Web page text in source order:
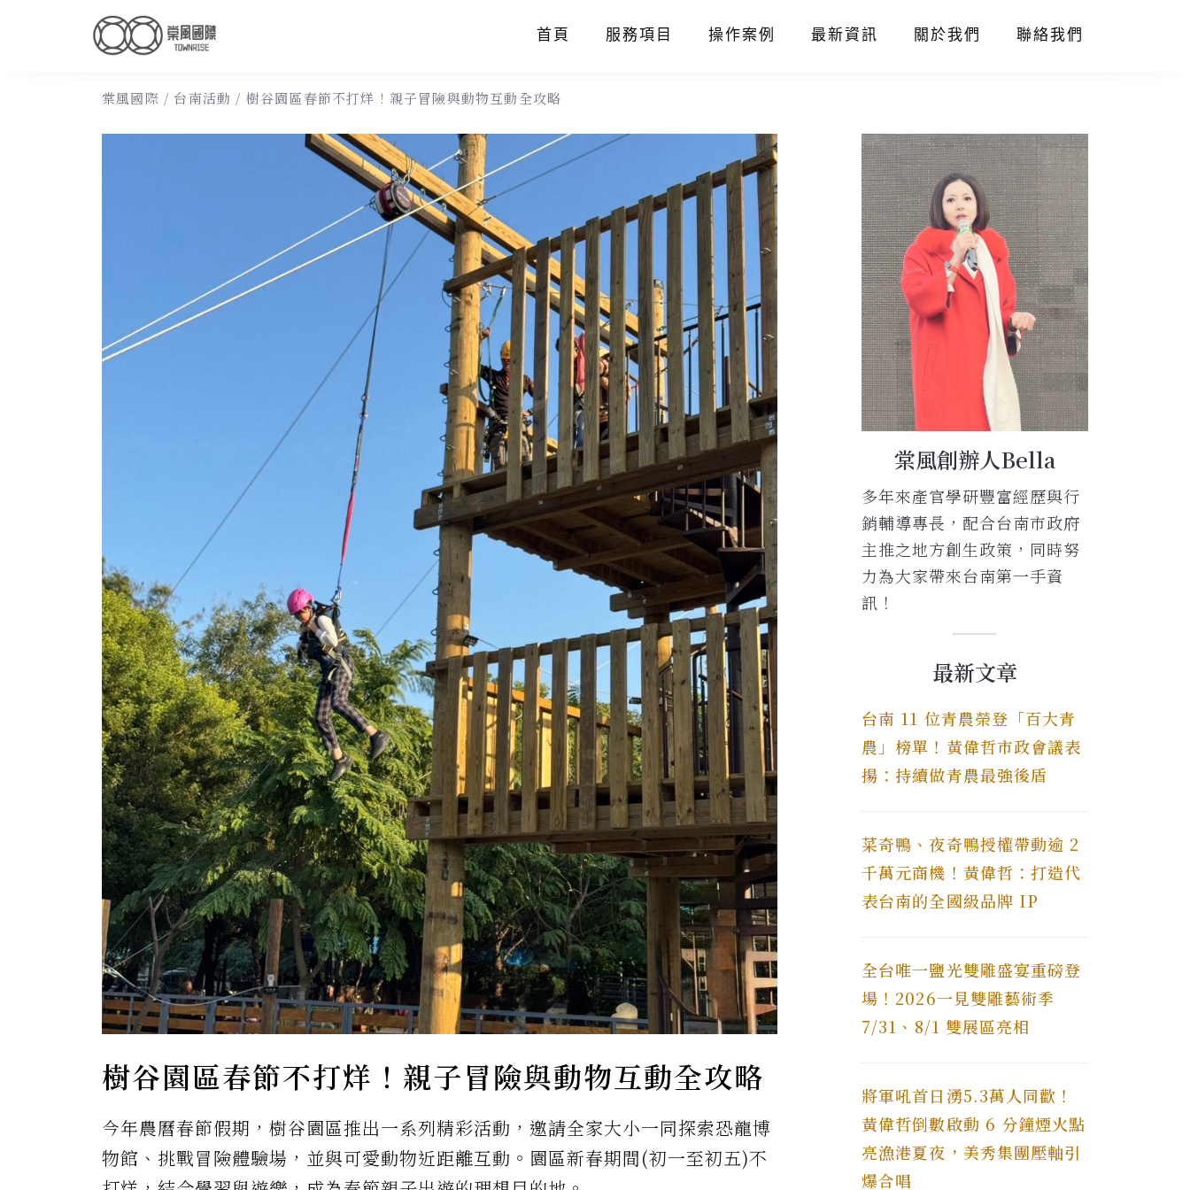
首頁 服務項目 操作案例 最新資訊 關於我們 聯絡我們
棠風國際 / 台南活動 / 樹谷園區春節不打烊！親子冒險與動物互動全攻略
樹谷園區春節不打烊！親子冒險與動物互動全攻略
今年農曆春節假期，樹谷園區推出一系列精彩活動，邀請全家大小一同探索恐龍博
物館、挑戰冒險體驗場，並與可愛動物近距離互動。園區新春期間(初一至初五)不
棠風創辦人Bella
多年來產官學研豐富經歷與行
銷輔導專長，配合台南市政府
主推之地方創生政策，同時努
力為大家帶來台南第一手資
訊！
最新文章
台南 11 位青農榮登「百大青
農」榜單！黃偉哲市政會議表
揚：持續做青農最強後盾
菜奇鴨、夜奇鴨授權帶動逾 2
千萬元商機！黃偉哲：打造代
表台南的全國級品牌 IP
全台唯一鹽光雙雕盛宴重磅登
場！2026一見雙雕藝術季
7/31、8/1 雙展區亮相
將軍吼首日湧5.3萬人同歡！
黃偉哲倒數啟動 6 分鐘煙火點
亮漁港夏夜，美秀集團壓軸引
爆合唱